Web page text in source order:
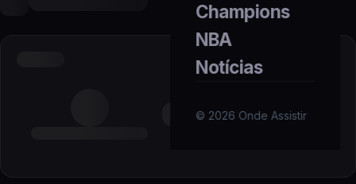
Champions
NBA
Notícias
© 2026 Onde Assistir